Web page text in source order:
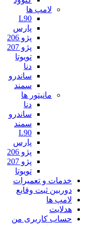
لامپ ها
L90
پارس
پژو 206
پژو 207
تویوتا
دنا
ساندرو
سمند
مانیتور ها
دنا
ساندرو
سمند
L90
پارس
پژو 206
پژو 207
تویوتا
خدمات و تعمیرات
دوربین ثبت وقایع
لامپ ها
هدلایت
حساب کاربری من